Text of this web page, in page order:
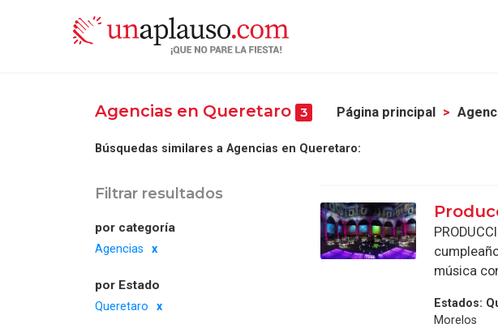
Agencias en Queretaro 3 Página principal
Búsquedas similares a Agencias en Queretaro:
Filtrar resultados
por categoría
Agencias
por Estado
Queretaro
música
Estados:
Morelos